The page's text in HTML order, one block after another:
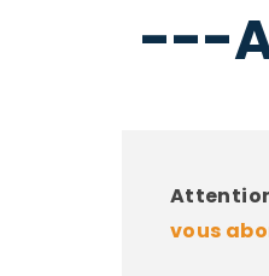
---
vous